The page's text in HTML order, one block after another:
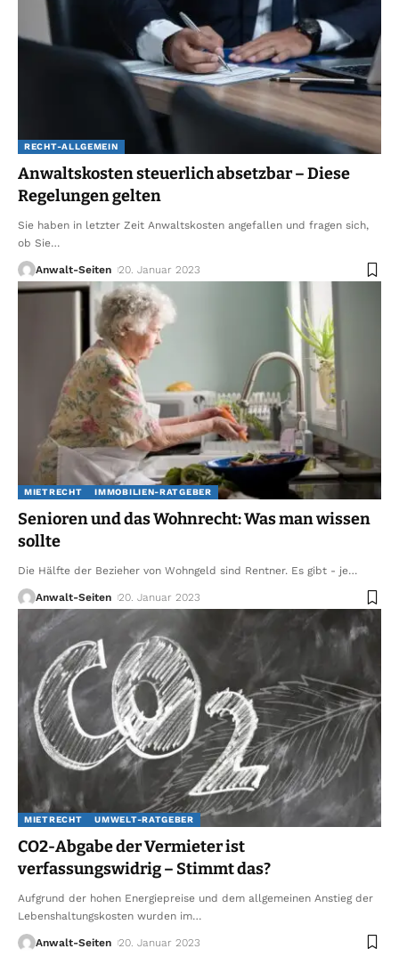
RECHT-ALLGEMEIN
Anwaltskosten steuerlich absetzbar – Diese
Regelungen gelten
Sie haben in letzter Zeit Anwaltskosten angefallen und fragen sich,
ob Sie…
Anwalt-Seiten 20. Januar 2023
MIETRECHT IMMOBILIEN-RATGEBER
Senioren und das Wohnrecht: Was man wissen
sollte
Die Hälfte der Bezieher von Wohngeld sind Rentner. Es gibt - je…
Anwalt-Seiten 20. Januar 2023
MIETRECHT UMWELT-RATGEBER
CO2-Abgabe der Vermieter ist
verfassungswidrig – Stimmt das?
Aufgrund der hohen Energiepreise und dem allgemeinen Anstieg der
Lebenshaltungskosten wurden im…
Anwalt-Seiten 20. Januar 2023